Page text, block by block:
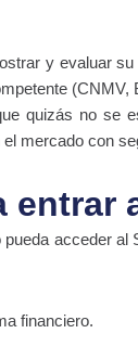
y evaluar
quizás no se
mercado con
entrar
acceder al
financiero.